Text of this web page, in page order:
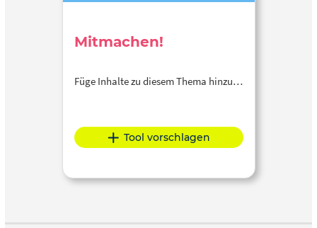
Mitmachen!
Füge Inhalte zu diesem Thema hinzu…
Tool vorschlagen